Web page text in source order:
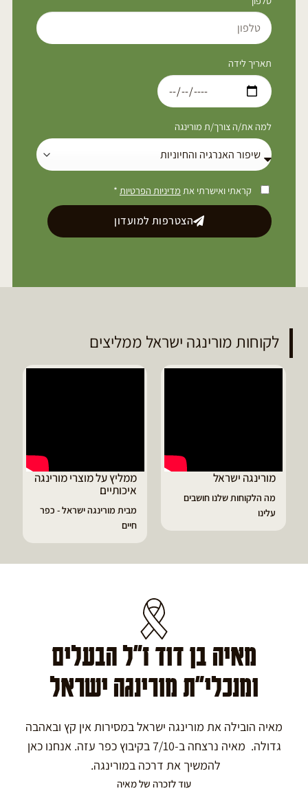
תאריך לידה
למה את/ה צורך/ת מורינגה
קראתי ואישרתי את מדיניות הפרטיות*
הצטרפות למועדון
לקוחות מורינגה ישראל ממליצים
ממליץ על מוצרי מורינגה
מבית מורינגה ישראל - כפר
דיוויד ממליץ על טבליות
מורינגה
הפסקתי לסבול מהתקפי
מאיה בן דוד ז"ל הבעלים
ומנכלי"ת מורינגה ישראל
מאיה הובילה את מורינגה ישראל במסירות אין קץ ובאהבה
גדולה. מאיה נרצחה ב-7/10 בקיבוץ כפר עזה. אנחנו כאן
להמשיך את דרכה במורינגה.
עוד לזכרה של מאיה